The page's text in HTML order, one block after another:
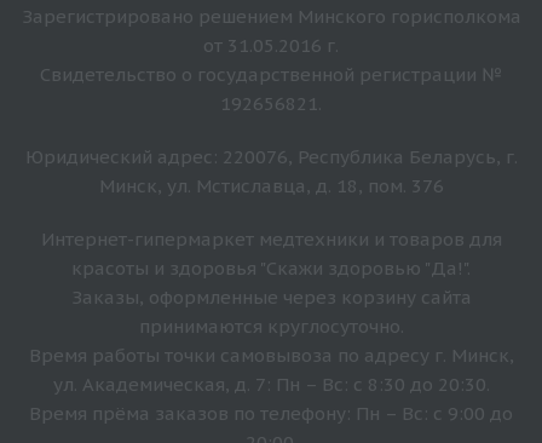
Зарегистрировано решением Минского горисполкома
от 31.05.2016 г.
Свидетельство о государственной регистрации №
192656821.
Юридический адрес: 220076, Республика Беларусь, г.
Минск, ул. Мстиславца, д. 18, пом. 376
Интернет-гипермаркет медтехники и товаров для
красоты и здоровья "Скажи здоровью "Да!".
Заказы, оформленные через корзину сайта
принимаются круглосуточно.
Время работы точки самовывоза по адресу г. Минск,
ул. Академическая, д. 7: Пн – Вс: с 8:30 до 20:30.
Время прёма заказов по телефону: Пн – Вс: с 9:00 до